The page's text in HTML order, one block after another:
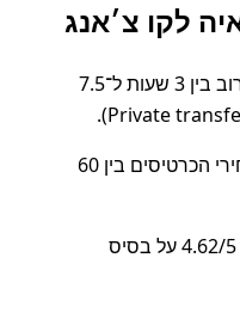
לקו צ׳אנג
משך ההסעה הפרטית נמשך לרוב בין 3 שעות ל־7.5
ב־365 הימים האחרונים נעו מחירי הכרטיסים בין 60
נוסעים העניקו דירוג ממוצע של 4.62/5 על בסיס